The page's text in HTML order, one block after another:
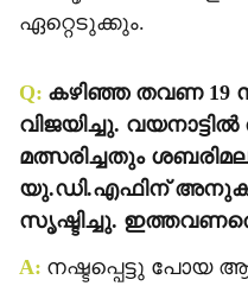
ഏറ്റെടുക്കും.
Q: കഴിഞ്ഞ തവണ 19
വിജയിച്ചു.
മത്സരിച്ചതും
യു.ഡി.എഫിന്
സൃഷ്ടിച്ചു.
A: നഷ്ടപ്പെട്ടു പോയ